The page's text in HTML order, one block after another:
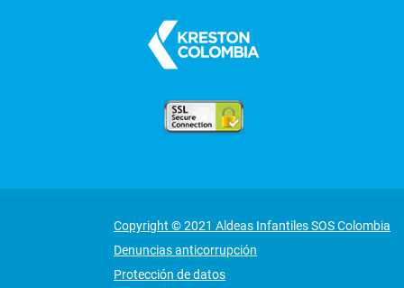
Copyright © 2021 Aldeas Infantiles SOS Colombia
Denuncias anticorrupción
Protección de datos